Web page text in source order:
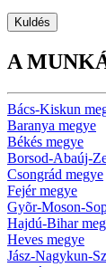
A
Bács-Kiskun
Baranya megye
Békés megye
Borsod-Abaúj-
Csongrád megye
Fejér megye
Gyõr-Moson-
Hajdú-Bihar
Heves megye
Jász-Nagykun-